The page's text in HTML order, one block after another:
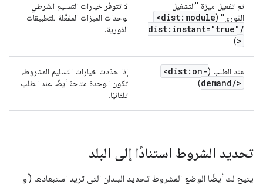
تم تفعيل ميزة "التشغيل
الفوري" (<dist:module
dist:instant="true" /
>
)
لا تتوفّر خيارات التسليم الشَرطي
لوحدات الميزات المفعَّلة للتطبيقات
الفورية.
عند الطلب (<dist:on-
demand/>
)
إذا حدّدت خيارات التسليم المشروط،
تكون الوحدة متاحة أيضًا عند الطلب
تلقائيًا.
تحديد الشروط استنادًا إلى البلد
يتيح لك أيضًا الوضع المشروط تحديد البلدان التي تريد استبعادها (أو